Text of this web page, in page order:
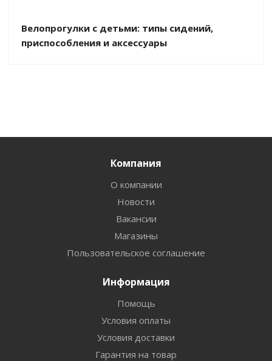
Велопрогулки с детьми: типы сидений,
приспособления и аксессуары
Компания
О компании
Новости
Вакансии
Магазины
Пользовательское соглашение
Информация
Помощь
Условия оплаты
Условия доставки
Гарантия на товар